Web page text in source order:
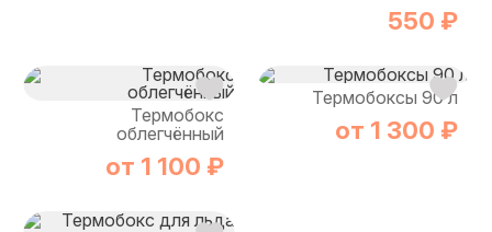
550 ₽
Термобокс
облегчённый
от 1 100 ₽
Термобоксы 90 л
от 1 300 ₽